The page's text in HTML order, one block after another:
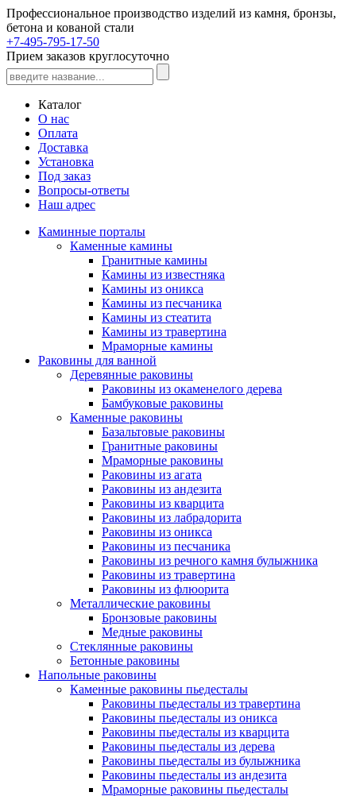
Профессиональное производство изделий из камня, бронзы,
бетона и кованой стали
+7-495-795-17-50
Прием заказов круглосуточно
Каталог
О нас
Оплата
Доставка
Установка
Под заказ
Вопросы-ответы
Наш адрес
Каминные порталы
Каменные камины
Гранитные камины
Камины из известняка
Камины из оникса
Камины из песчаника
Камины из стеатита
Камины из травертина
Мраморные камины
Раковины для ванной
Деревянные раковины
Раковины из окаменелого дерева
Бамбуковые раковины
Каменные раковины
Базальтовые раковины
Гранитные раковины
Мраморные раковины
Раковины из агата
Раковины из андезита
Раковины из кварцита
Раковины из лабрадорита
Раковины из оникса
Раковины из песчаника
Раковины из речного камня булыжника
Раковины из травертина
Раковины из флюорита
Металлические раковины
Бронзовые раковины
Медные раковины
Стеклянные раковины
Бетонные раковины
Напольные раковины
Каменные раковины пьедесталы
Раковины пьедесталы из травертина
Раковины пьедесталы из оникса
Раковины пьедесталы из кварцита
Раковины пьедесталы из дерева
Раковины пьедесталы из булыжника
Раковины пьедесталы из андезита
Мраморные раковины пьедесталы